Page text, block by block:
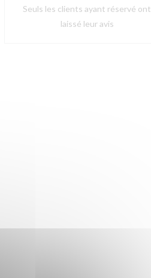
Seuls les clients ayant réservé ont
laissé leur avis